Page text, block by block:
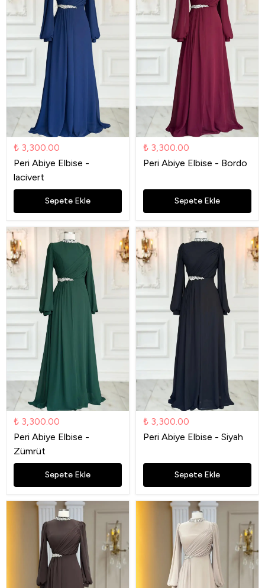
₺ 3,300.00
Peri Abiye Elbise -
lacivert
Sepete Ekle
₺ 3,300.00
Peri Abiye Elbise - Bordo
Sepete Ekle
₺ 3,300.00
Peri Abiye Elbise -
Zümrüt
Sepete Ekle
₺ 3,300.00
Peri Abiye Elbise - Siyah
Sepete Ekle